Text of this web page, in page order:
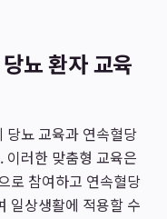
뇨 환자 교육
당뇨 교육과 연속혈당
이러한 맞춤형 교육은
로 참여하고 연속혈당
일상생활에 적용할 수